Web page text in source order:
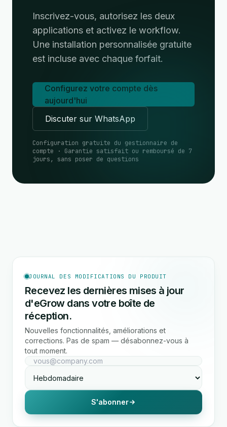
Inscrivez-vous, autorisez les deux
applications et activez le workflow.
Une installation personnalisée gratuite
est incluse avec chaque forfait.
Configurez votre compte dès
aujourd'hui
Discuter sur WhatsApp
Configuration gratuite du gestionnaire de
compte · Garantie satisfait ou remboursé de 7
jours, sans poser de questions
JOURNAL DES MODIFICATIONS DU PRODUIT
Recevez les dernières mises à jour
d'eGrow dans votre boîte de
réception.
Nouvelles fonctionnalités, améliorations et
corrections. Pas de spam — désabonnez-vous à
tout moment.
S'abonner